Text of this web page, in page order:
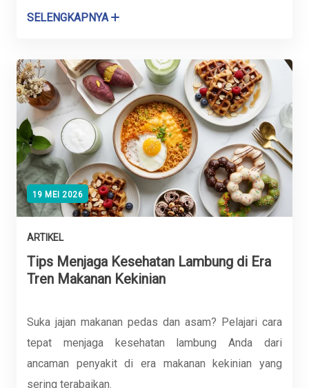
SELENGKAPNYA
19 MEI 2026
ARTIKEL
Tips Menjaga Kesehatan Lambung di Era
Tren Makanan Kekinian
Suka jajan makanan pedas dan asam? Pelajari cara
tepat menjaga kesehatan lambung Anda dari
ancaman penyakit di era makanan kekinian yang
sering terabaikan.